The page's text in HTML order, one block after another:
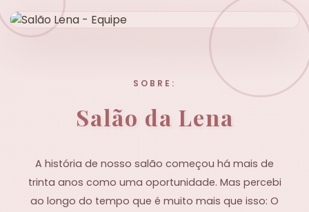
SOBRE:
Salão da Lena
A história de nosso salão começou há mais de
trinta anos como uma oportunidade. Mas percebi
ao longo do tempo que é muito mais que isso: O